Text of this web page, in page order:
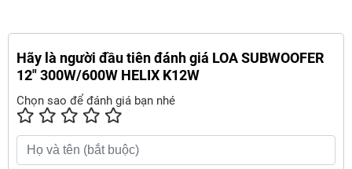
Hãy là người đầu tiên đánh giá LOA SUBWOOFER
12" 300W/600W HELIX K12W
Chọn sao để đánh giá bạn nhé